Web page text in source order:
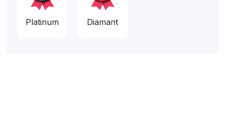
Platinum Diamant